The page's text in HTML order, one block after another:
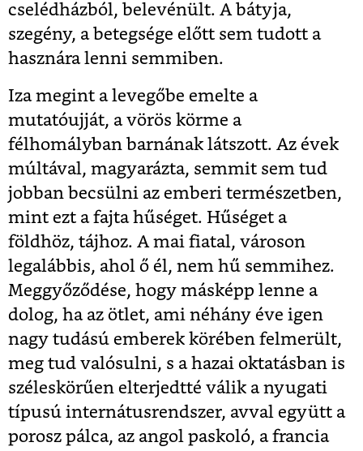
cselédházból, belevénült. A bátyja,
szegény, a betegsége előtt sem tudott a
hasznára lenni semmiben.
Iza megint a levegőbe emelte a
mutatóujját, a vörös körme a
félhomályban barnának látszott. Az évek
múltával, magyarázta, semmit sem tud
jobban becsülni az emberi természetben,
mint ezt a fajta hűséget. Hűséget a
földhöz, tájhoz. A mai fiatal, városon
legalábbis, ahol ő él, nem hű semmihez.
Meggyőződése, hogy másképp lenne a
dolog, ha az ötlet, ami néhány éve igen
nagy tudású emberek körében felmerült,
meg tud valósulni, s a hazai oktatásban is
széleskörűen elterjedtté válik a nyugati
típusú internátusrendszer, avval együtt a
porosz pálca, az angol paskoló, a francia